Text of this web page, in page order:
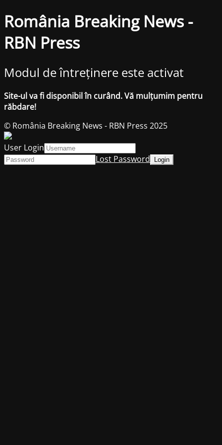
România Breaking News -
RBN Press
Modul de întreținere este activat
Site-ul va fi disponibil în curând. Vă mulțumim pentru
răbdare!
© România Breaking News - RBN Press 2025
User Login
Lost Password